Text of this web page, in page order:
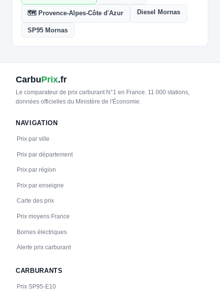
🗺️ Provence-Alpes-Côte d'Azur Diesel Mornas
SP95 Mornas
CarbuPrix.fr
Le comparateur de prix carburant N°1 en France. 11 000 stations,
données officielles du Ministère de l'Économie.
NAVIGATION
Prix par ville
Prix par département
Prix par région
Prix par enseigne
Carte des prix
Prix moyens France
Bornes électriques
Alerte prix carburant
CARBURANTS
Prix SP95-E10